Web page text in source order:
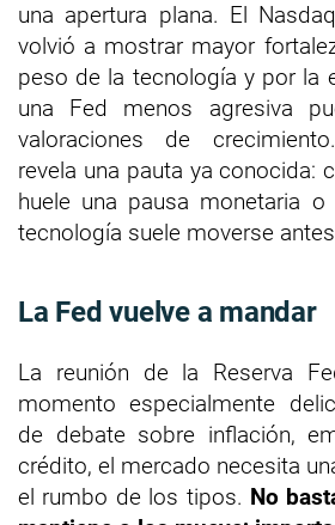
una apertura plana. El
volvió a mostrar mayor
peso de la tecnología y por la
una Fed menos agresiva
valoraciones de
revela una pauta ya conocida:
huele una pausa monetaria
tecnología suele moverse
La Fed vuelve a mandar
La reunión de la Reserva
momento especialmente
de debate sobre inflación,
crédito, el mercado necesita
el rumbo de los tipos. No